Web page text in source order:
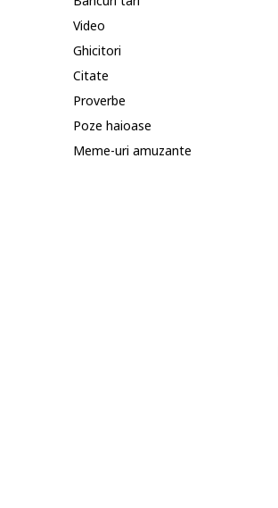
Video
Ghicitori
Citate
Proverbe
Poze haioase
Meme-uri amuzante